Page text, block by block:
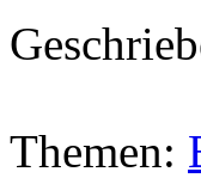
Themen: